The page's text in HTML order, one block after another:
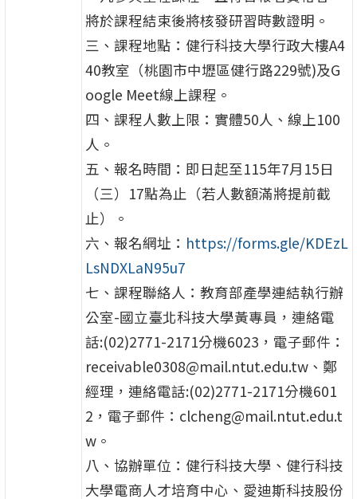
將於課程結束後將核發研習時數證明。
三、課程地點：健行科技大學行政大樓A4
40教室（桃園市中壢區健行路229號)及G
oogle Meet線上課程。
四、課程人數上限：實體50人、線上100
人。
五、報名時間：即日起至115年7月15日
（三）17點為止（若人數額滿將提前截
止）。
六、報名網址： https://forms.gle/KDEzL
LsNDXLaN95u7
七、課程聯絡人：教育部產學連結執行辦
公室-國立臺北科技大學黃專員，連絡電
話:(02)2771-2171分機6023，電子郵件：
receivable0308@mail.ntut.edu.tw、鄭
經理，連絡電話:(02)2771-2171分機601
2，電子郵件：clcheng@mail.ntut.edu.t
w。
八、協辦單位：健行科技大學、健行科技
大學電商人才培育中心、愛迪斯科技股份